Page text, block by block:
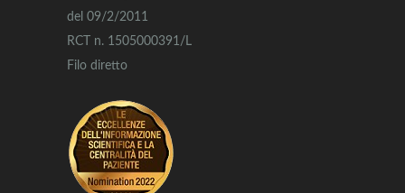
del 09/2/2011
RCT n. 1505000391/L
Filo diretto